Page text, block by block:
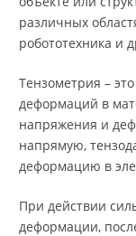
различных
робототехника и
Тензометрия –
деформаций в
напряжения и
напрямую,
деформацию в
При действии
деформации,